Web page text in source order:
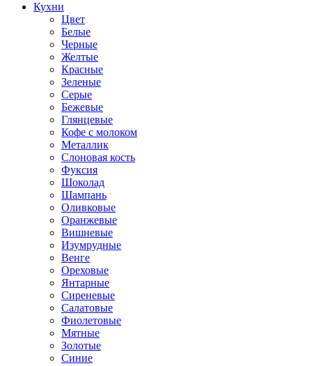
Кухни
Цвет
Белые
Черные
Желтые
Красные
Зеленые
Серые
Бежевые
Глянцевые
Кофе с молоком
Металлик
Слоновая кость
Фуксия
Шоколад
Шампань
Оливковые
Оранжевые
Вишневые
Изумрудные
Венге
Ореховые
Янтарные
Сиреневые
Салатовые
Фиолетовые
Мятные
Золотые
Синие